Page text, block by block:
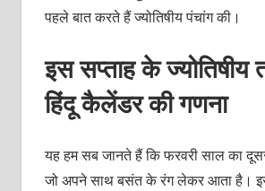
पहले बात करते हैं ज्योतिषीय पंचांग की।
इस सप्ताह के
हिंदू कैलेंडर की गणना
यह हम सब जानते हैं कि फरवरी साल का
जो अपने साथ बसंत के रंग लेकर आता है।